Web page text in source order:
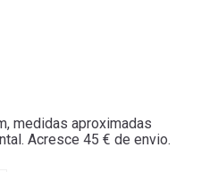
medidas aproximadas
Acresce 45 € de envio.